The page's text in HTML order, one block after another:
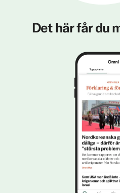
Det här får du